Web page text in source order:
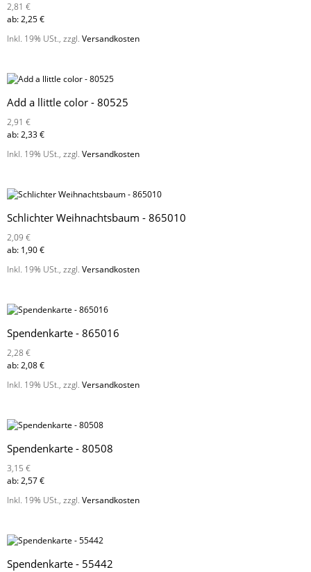
2,81 €
ab:2,25 €
Inkl. 19% USt., zzgl. Versandkosten
Add a llittle color - 80525
2,91 €
ab:2,33 €
Inkl. 19% USt., zzgl. Versandkosten
Schlichter Weihnachtsbaum - 865010
2,09 €
ab: 1,90 €
Inkl. 19% USt., zzgl. Versandkosten
Spendenkarte - 865016
2,28 €
ab:2,08 €
Inkl. 19% USt., zzgl. Versandkosten
Spendenkarte - 80508
3,15 €
ab:2,57 €
Inkl. 19% USt., zzgl. Versandkosten
Spendenkarte - 55442